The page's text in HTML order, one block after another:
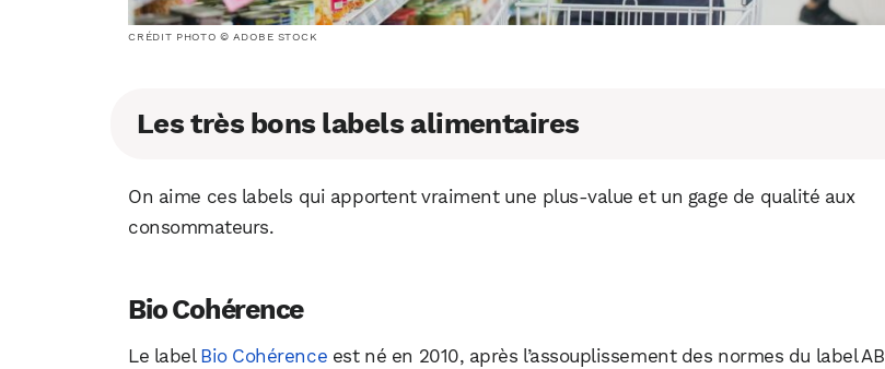
CRÉDIT PHOTO © ADOBE STOCK
Les très bons labels alimentaires
On aime ces labels qui apportent vraiment une plus-value et un gage de qualité aux
consommateurs.
Bio Cohérence
Le label Bio Cohérence est né en 2010, après l’assouplissement des normes du label AB